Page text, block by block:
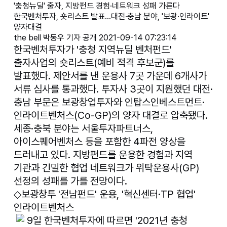
'충청뉴딜' 출자, 지방펀드 경험·네트워크 성패 가른다
한국벤처투자, 숏리스트 발표…대전·충남 분야, '보광·인라이트'
양자대결
the bell 박동우 기자 공개 2021-09-14 07:23:14
한국벤처투자가 '충청 지역뉴딜 벤처펀드'
출자사업의 숏리스트(예비 적격 후보군)를
발표했다. 제안서를 낸 운용사 7곳 가운데 6개사가
서류 심사를 통과했다. 투자사 3곳이 지원했던 대전·
충남 부문은 보광창업투자와 인탑스인베스트먼트·
인라이트벤처스(Co-GP)의 양자 대결로 압축됐다.
세종·충북 분야는 서울투자파트너스,
아이스퀘어벤처스 등을 포함한 4파전 양상을
드러내고 있다. 지방펀드를 운용한 경험과 지역
기관과 긴밀한 협업 네트워크가 위탁운용사(GP)
선정의 성패를 가를 전망이다.
◇보광창투 '전남펀드' 운용, '혁신센터·TP 협업'
인라이트벤처스
9일 한국벤처투자에 따르면 '2021년 충청